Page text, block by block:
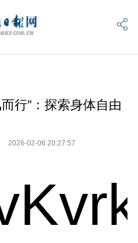
行”：探索身体自由
2026-02-06 20:27:57